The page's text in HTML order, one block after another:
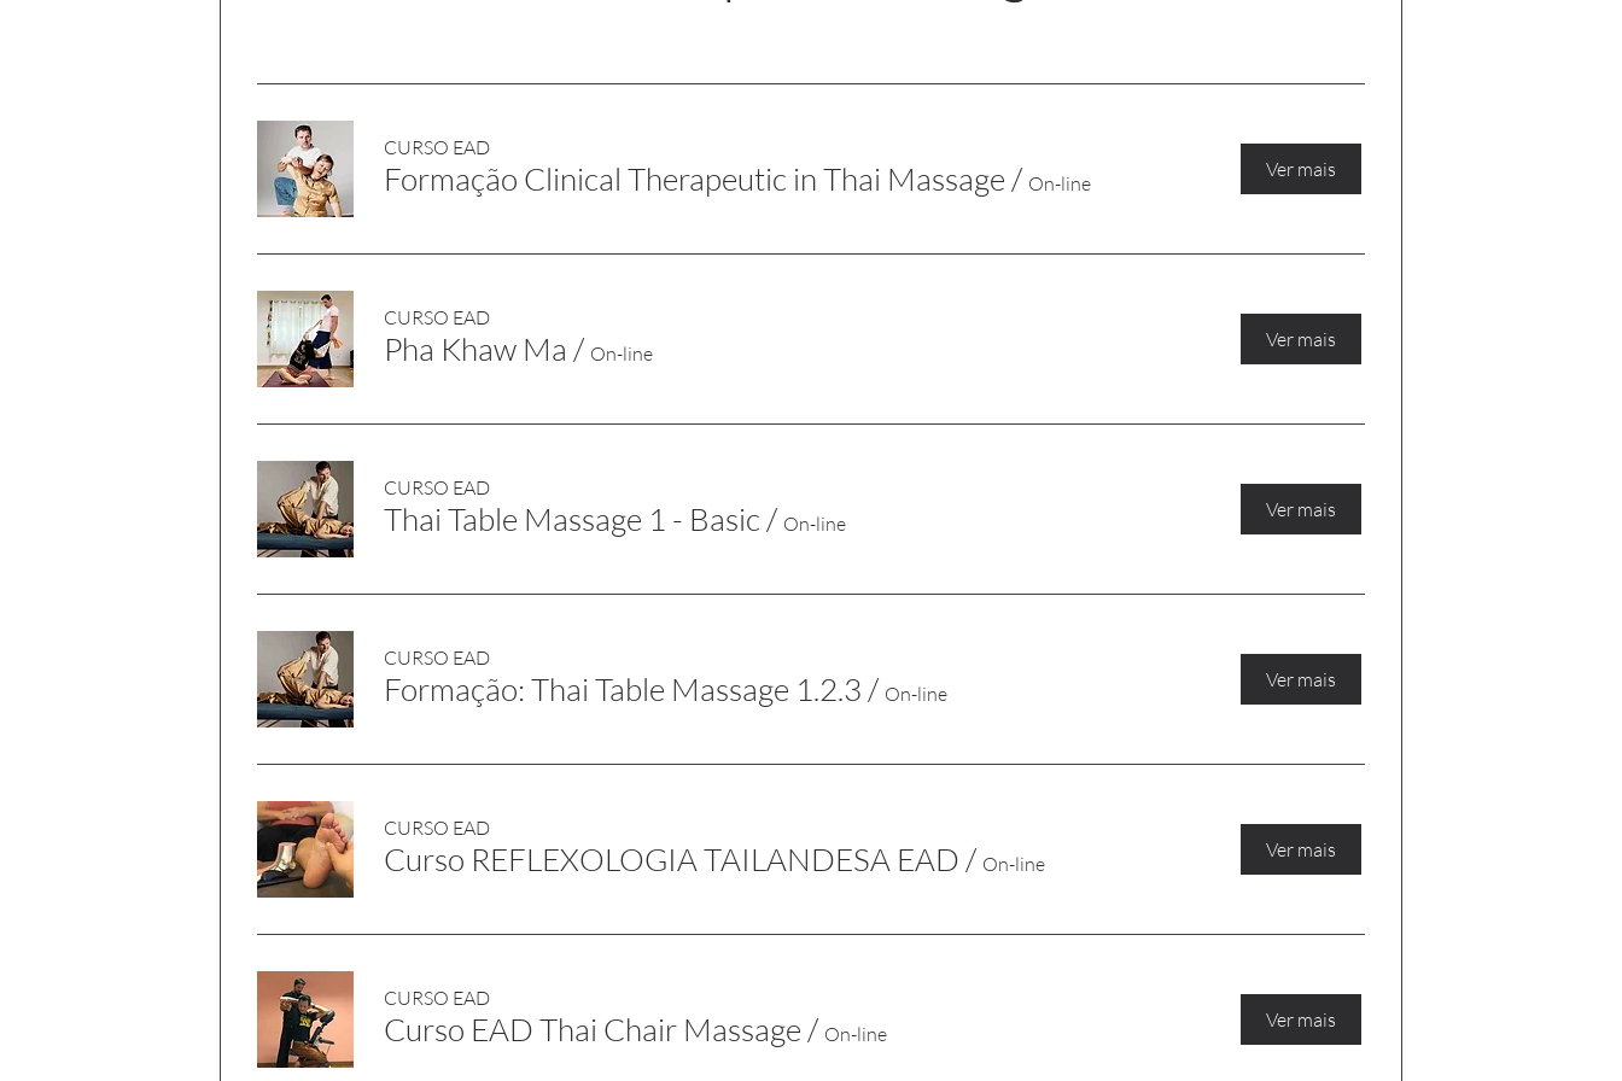
CURSO EAD
Formação Clinical Therapeutic in Thai Massage / On-line
Ver mais
CURSO EAD
Pha Khaw Ma / On-line
Ver mais
CURSO EAD
Thai Table Massage 1 - Basic / On-line
Ver mais
CURSO EAD
Formação: Thai Table Massage 1.2.3 / On-line
Ver mais
CURSO EAD
Curso REFLEXOLOGIA TAILANDESA EAD / On-line
Ver mais
CURSO EAD
Curso EAD Thai Chair Massage / On-line
Ver mais